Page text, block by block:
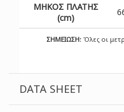
ΣΗΜΕΙΩΣΗ:Όλες οι
ΜΗΚΟΣ ΠΛΑΤΗΣ
(cm)
DATA SHEET